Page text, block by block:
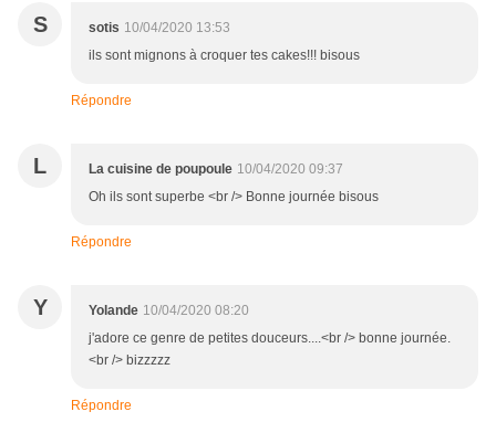
S sotis 10/04/2020 13:53
ils sont mignons à croquer tes cakes!!! bisous
Répondre
L La cuisine de poupoule 10/04/2020 09:37
Oh ils sont superbe <br /> Bonne journée bisous
Répondre
Y Yolande 10/04/2020 08:20
j'adore ce genre de petites douceurs....<br /> bonne journée.
<br /> bizzzzz
Répondre